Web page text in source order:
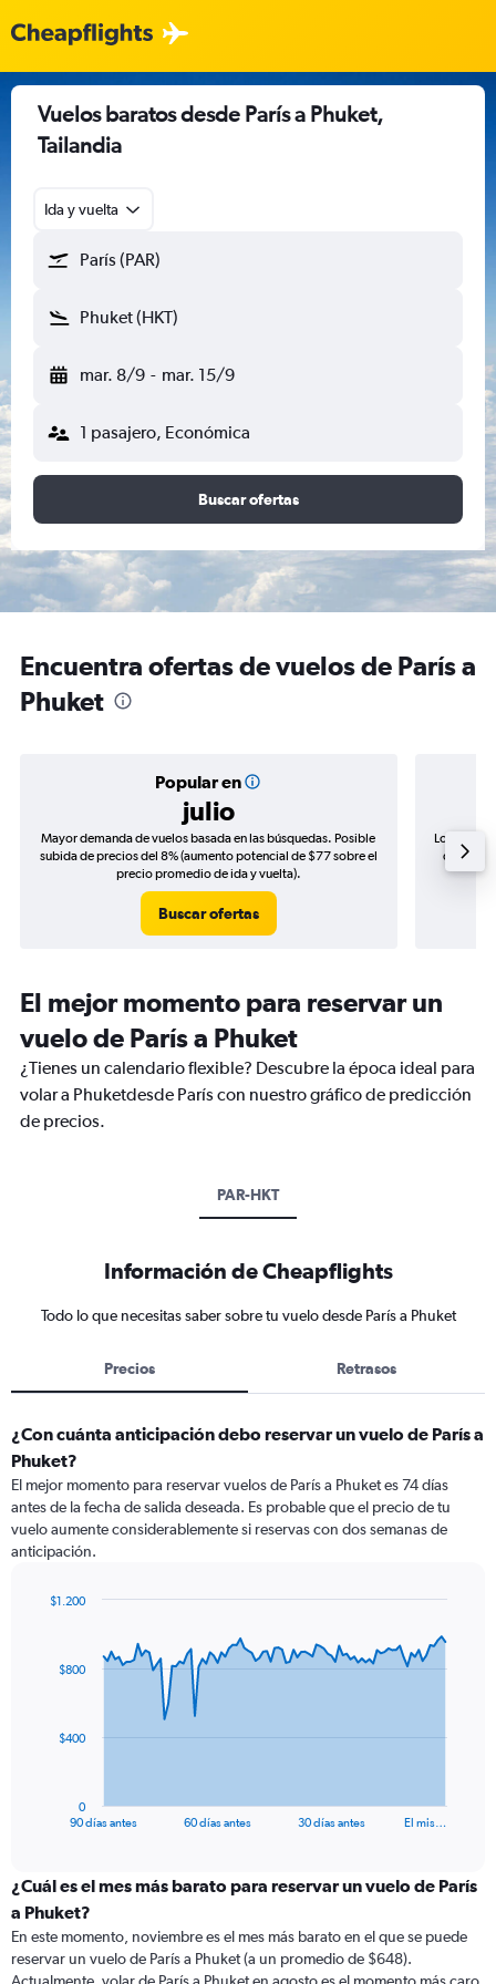
Vuelos baratos desde París a Phuket,
Tailandia
Ida y vuelta
París (PAR)
Phuket (HKT)
mar. 8/9 - mar. 15/9
1 pasajero, Económica
Buscar ofertas
Encuentra ofertas de vuelos de París a
Phuket
Popular en
julio
Mayor demanda de vuelos basada en las búsquedas. Posible
subida de precios del 8% (aumento potencial de $77 sobre el
precio promedio de ida y vuelta).
Buscar ofertas
Los
de
El mejor momento para reservar un
vuelo de París a Phuket
¿Tienes un calendario flexible? Descubre la época ideal para
volar a Phuketdesde París con nuestro gráfico de predicción
de precios.
PAR-HKT
Información de Cheapflights
Todo lo que necesitas saber sobre tu vuelo desde París a Phuket
Precios Retrasos
¿Con cuánta anticipación debo reservar un vuelo de París a
Phuket?
El mejor momento para reservar vuelos de París a Phuket es 74 días
antes de la fecha de salida deseada. Es probable que el precio de tu
vuelo aumente considerablemente si reservas con dos semanas de
anticipación.
data
The
categories.
Range:
categories.
The
90 días antes 60 días antes 30 días antes El mis…
0
$400
$800
$1.200
¿Cuál es el mes más barato para reservar un vuelo de París
a Phuket?
En este momento, noviembre es el mes más barato en el que se puede
reservar un vuelo de París a Phuket (a un promedio de $648).